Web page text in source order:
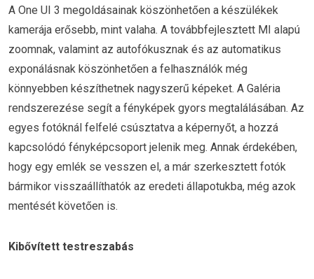
A One UI 3 megoldásainak köszönhetően a készülékek
kamerája erősebb, mint valaha. A továbbfejlesztett MI alapú
zoomnak, valamint az autofókusznak és az automatikus
exponálásnak köszönhetően a felhasználók még
könnyebben készíthetnek nagyszerű képeket. A Galéria
rendszerezése segít a fényképek gyors megtalálásában. Az
egyes fotóknál felfelé csúsztatva a képernyőt, a hozzá
kapcsolódó fényképcsoport jelenik meg. Annak érdekében,
hogy egy emlék se vesszen el, a már szerkesztett fotók
bármikor visszaállíthatók az eredeti állapotukba, még azok
mentését követően is.
Kibővített testreszabás